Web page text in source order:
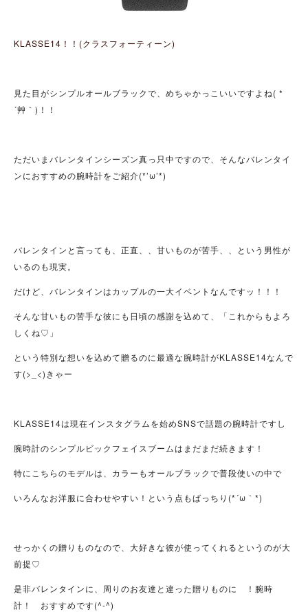
KLASSE14！！(クラスフォーティーン)
見た目がシンプルオールブラックで、めちゃかっこいいですよね( *
´艸｀)！！
ただいまバレンタインシーズン真っ只中ですので、そんなバレンタイ
ンにおすすめの腕時計をご紹介(*’ω’*)
バレンタインと言っても、正直、、甘いものが苦手、、という男性が
いるのも現実。
だけど、バレンタインはカップルの一大イベントなんですッ！！！
そんな甘いもの苦手な彼にも日頃の感謝を込めて、「これからもよろ
しくね♡」
という特別な想いを込めて贈るのに最適な腕時計がKLASSE14なんで
す(>_<)きゃー
KLASSE14は現在インスタグラムを始めSNSで話題の腕時計ですし
腕時計のシンプルビックフェイスブームはまだまだ続きます！
特にこちらのモデルは、カラーもオールブラックで普段使いの中で
いろんなお洋服に合わせやすい！という点もばっちり(*´ω｀*)
せっかくの贈りものなので、大好きな彼が使ってくれるというのが大
前提♡
是非バレンタインに、周りのお友達と違った贈りものに ！腕時
計！ おすすめです(^-^)